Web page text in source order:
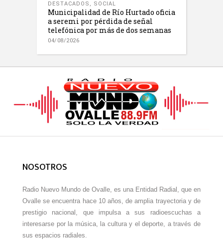
DESTACADOS , SOCIAL
Municipalidad de Río Hurtado oficia
a seremi por pérdida de señal
telefónica por más de dos semanas
04/08/2026
NOSOTROS
Radio Nuevo Mundo de Ovalle, es una Entidad Radial, que en
Ovalle se encuentra hace 10 años, de amplia trayectoria y de
prestigio nacional, que impulsa a sus radioescuchas a
interesarse por la música, la cultura y el deporte, a través de
sus espacios radiales.